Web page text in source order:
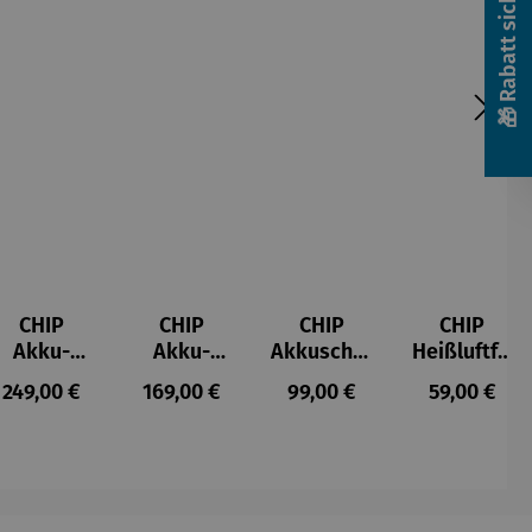
CHIP
Akku-
Staubsau
ger
Regulärer Preis:
249,00 €
CHIP
Akku-
Staubsau
ger DS02
Regulärer Preis:
169,00 €
CHIP
Akkuschra
uber
Regulärer Preis:
99,00 €
CHIP
Heißluftfri
tteuse
Regulärer
59,00 €